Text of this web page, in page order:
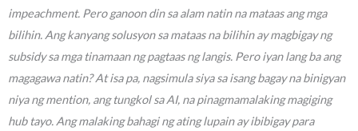
impeachment. Pero ganoon din sa alam natin na mataas ang mga
bilihin. Ang kanyang solusyon sa mataas na bilihin ay magbigay ng
subsidy sa mga tinamaan ng pagtaas ng langis. Pero iyan lang ba ang
magagawa natin? At isa pa, nagsimula siya sa isang bagay na binigyan
niya ng mention, ang tungkol sa AI, na pinagmamalaking magiging
hub tayo. Ang malaking bahagi ng ating lupain ay ibibigay para